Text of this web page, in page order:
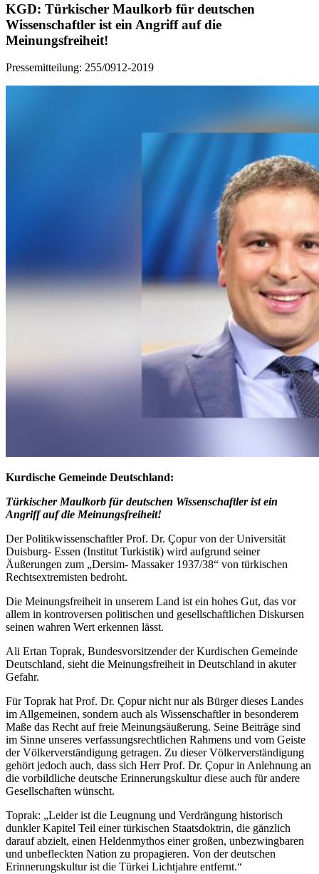
KGD: Türkischer Maulkorb für deutschen
Wissenschaftler ist ein Angriff auf die
Meinungsfreiheit!
Pressemitteilung: 255/0912-2019
Kurdische Gemeinde Deutschland:
Türkischer Maulkorb für deutschen Wissenschaftler ist ein
Angriff auf die Meinungsfreiheit!
Der Politikwissenschaftler Prof. Dr. Çopur von der Universität
Duisburg- Essen (Institut Turkistik) wird aufgrund seiner
Äußerungen zum „Dersim- Massaker 1937/38“ von türkischen
Rechtsextremisten bedroht.
Die Meinungsfreiheit in unserem Land ist ein hohes Gut, das vor
allem in kontroversen politischen und gesellschaftlichen Diskursen
seinen wahren Wert erkennen lässt.
Ali Ertan Toprak, Bundesvorsitzender der Kurdischen Gemeinde
Deutschland, sieht die Meinungsfreiheit in Deutschland in akuter
Gefahr.
Für Toprak hat Prof. Dr. Çopur nicht nur als Bürger dieses Landes
im Allgemeinen, sondern auch als Wissenschaftler in besonderem
Maße das Recht auf freie Meinungsäußerung. Seine Beiträge sind
im Sinne unseres verfassungsrechtlichen Rahmens und vom Geiste
der Völkerverständigung getragen. Zu dieser Völkerverständigung
gehört jedoch auch, dass sich Herr Prof. Dr. Çopur in Anlehnung an
die vorbildliche deutsche Erinnerungskultur diese auch für andere
Gesellschaften wünscht.
Toprak: „Leider ist die Leugnung und Verdrängung historisch
dunkler Kapitel Teil einer türkischen Staatsdoktrin, die gänzlich
darauf abzielt, einen Heldenmythos einer großen, unbezwingbaren
und unbefleckten Nation zu propagieren. Von der deutschen
Erinnerungskultur ist die Türkei Lichtjahre entfernt.“